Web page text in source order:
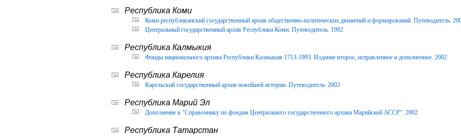
Республика Коми
Коми республиканский государственный архив общественно-политических движений и формирований. Путеводитель.
Центральный государственный архив Республики Коми. Путеводитель. 1992
Республика Калмыкия
Фонды национального архива Республики Калмыкия 1713-1993. Издание второе, исправленное и дополненное. 2002
Республика Карелия
Карельский государственный архив новейшей истории. Путеводитель. 2003
Республика Марий Эл
Дополнение к "Справочнику по фондам Центрального государственного архива Марийской АССР". 2002
Республика Татарстан